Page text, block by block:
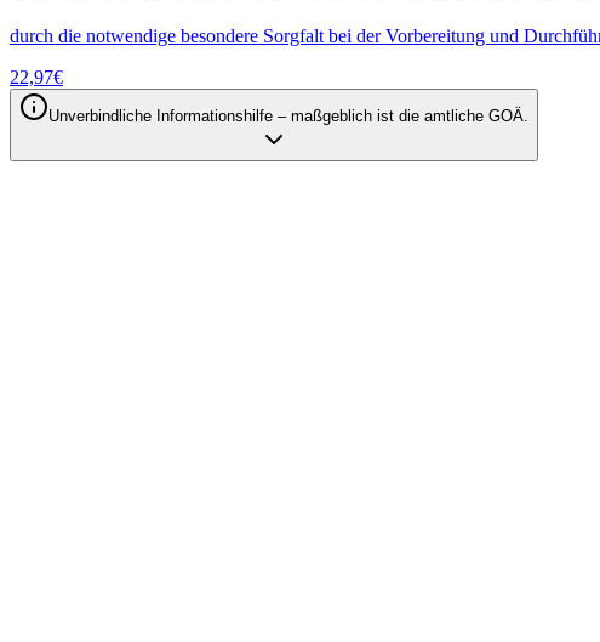
durch die notwendige besondere Sorgfalt bei der Vorbereitung und
22,97€
Unverbindliche Informationshilfe – maßgeblich ist die amtliche GOÄ.